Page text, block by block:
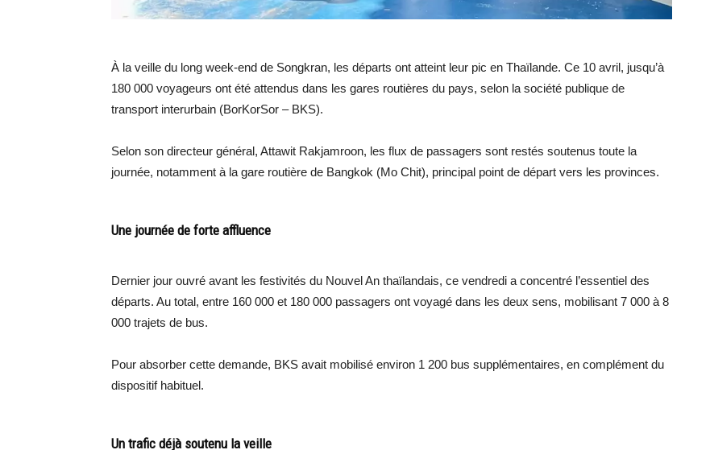
À la veille du long week-end de Songkran, les départs ont atteint leur pic en Thaïlande. Ce 10 avril, jusqu’à
180 000 voyageurs ont été attendus dans les gares routières du pays, selon la société publique de
transport interurbain (BorKorSor – BKS).
Selon son directeur général, Attawit Rakjamroon, les flux de passagers sont restés soutenus toute la
journée, notamment à la gare routière de Bangkok (Mo Chit), principal point de départ vers les provinces.
Une journée de forte affluence
Dernier jour ouvré avant les festivités du Nouvel An thaïlandais, ce vendredi a concentré l’essentiel des
départs. Au total, entre 160 000 et 180 000 passagers ont voyagé dans les deux sens, mobilisant 7 000 à 8
000 trajets de bus.
Pour absorber cette demande, BKS avait mobilisé environ 1 200 bus supplémentaires, en complément du
dispositif habituel.
Un trafic déjà soutenu la veille